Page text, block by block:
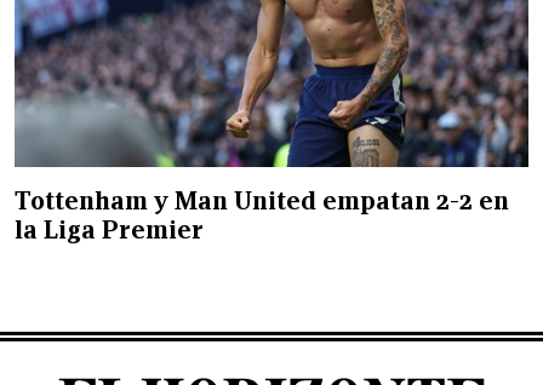
Tottenham y Man United empatan 2-2 en
la Liga Premier